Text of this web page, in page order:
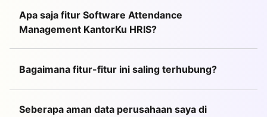
Apa saja fitur Software Attendance
Management KantorKu HRIS?
Bagaimana fitur-fitur ini saling terhubung?
Seberapa aman data perusahaan saya di